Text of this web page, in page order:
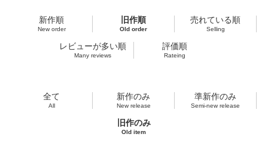
新作順
New order
旧作順
Old order
売れている順
Selling
レビューが多い順
Many reviews
評価順
Rateing
全て
All
新作のみ
New release
準新作のみ
Semi-new release
旧作のみ
Old item